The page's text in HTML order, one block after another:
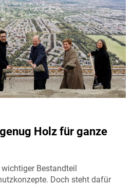
Holz für ganze
Bestandteil
Doch steht dafür